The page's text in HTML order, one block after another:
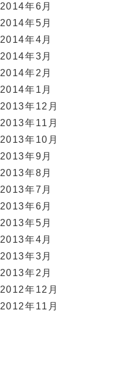
2014年6月
2014年5月
2014年4月
2014年3月
2014年2月
2014年1月
2013年12月
2013年11月
2013年10月
2013年9月
2013年8月
2013年7月
2013年6月
2013年5月
2013年4月
2013年3月
2013年2月
2012年12月
2012年11月